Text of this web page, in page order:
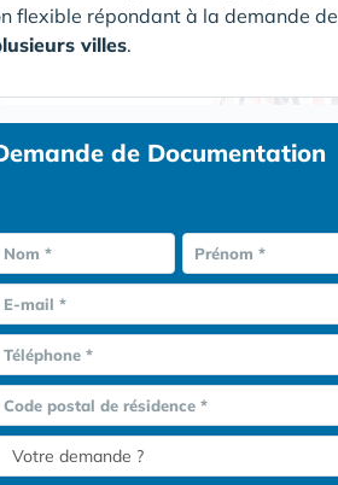
flexible répondant à la demande de
villes.
de Documentation
Nom * Prénom *
E-mail *
Téléphone *
Code postal de résidence *